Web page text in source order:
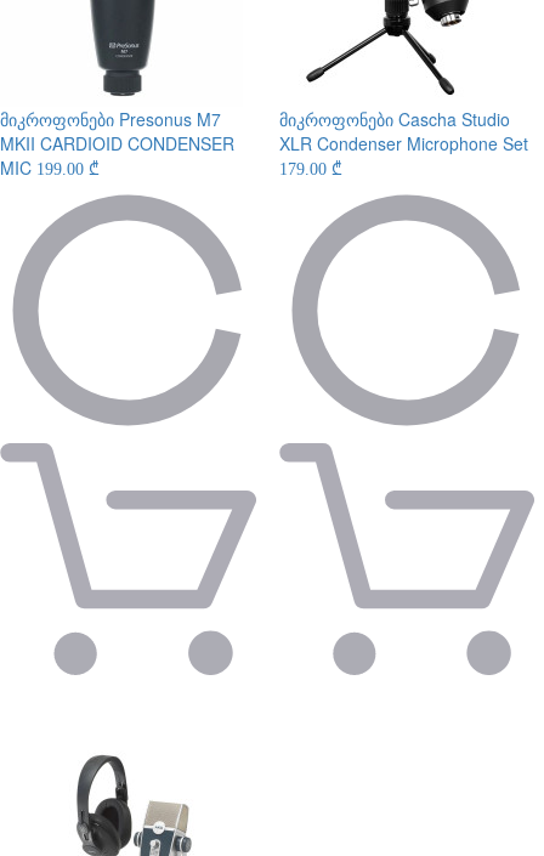
მიკროფონები Presonus M7
MKII CARDIOID CONDENSER
MIC 199.00 ₾
მიკროფონები Cascha Studio
XLR Condenser Microphone Set
179.00 ₾